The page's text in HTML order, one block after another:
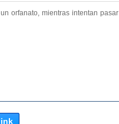
orfanato, mientras intentan pasar